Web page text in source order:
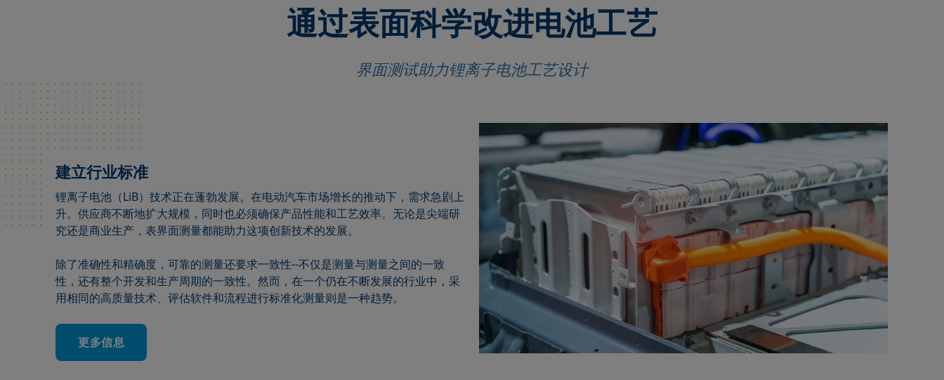
通过表面科学改进电池工艺
界面测试助力锂离子电池工艺设计
建立行业标准
锂离子电池（LiB）技术正在蓬勃发展。在电动汽车市场增长的推动下，需求急剧上
升。供应商不断地扩大规模，同时也必须确保产品性能和工艺效率。无论是尖端研
究还是商业生产，表界面测量都能助力这项创新技术的发展。
除了准确性和精确度，可靠的测量还要求一致性--不仅是测量与测量之间的一致
性，还有整个开发和生产周期的一致性。然而，在一个仍在不断发展的行业中，采
用相同的高质量技术、评估软件和流程进行标准化测量则是一种趋势。
更多信息